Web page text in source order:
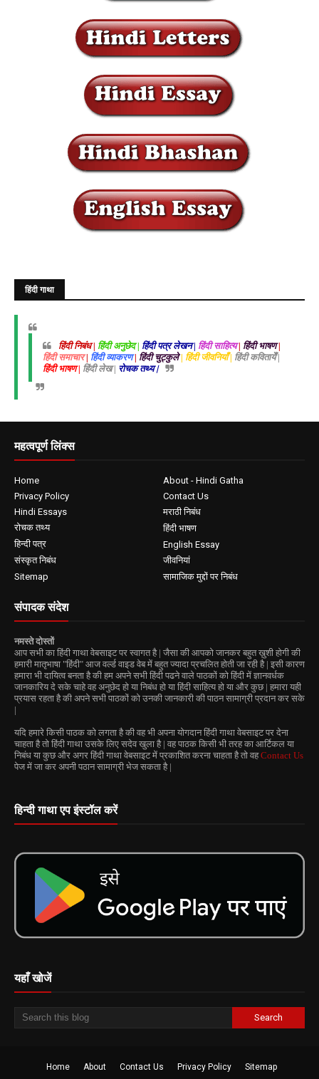
हिंदी गाथा
हिंदी निबंध | हिंदी अनुछेद | हिंदी पत्र लेखन | हिंदी साहित्य| हिंदी भाषण|
हिंदी समाचार| हिंदी व्याकरण| हिंदी चुट्कुले| हिंदी जीवनियाँ | हिंदी कवितायेँ |
हिंदी भाषण | हिंदी लेख | रोचक तथ्य |
महत्वपूर्ण लिंक्स
Home
About - Hindi Gatha
Privacy Policy
Contact Us
Hindi Essays
मराठी निबंध
रोचक तथ्य
हिंदी भाषण
हिन्दी पत्र
English Essay
संस्कृत निबंध
जीवनियां
Sitemap
सामाजिक मुद्दों पर निबंध
संपादक संदेश
नमस्ते दोस्तों
आप सभी का हिंदी गाथा वेबसाइट पर स्वागत है | जैसा की आपको जानकर बहुत ख़ुशी होगी की
हमारी मातृभाषा "हिंदी" आज वर्ल्ड वाइड वेब में बहुत ज्यादा प्रचलित होती जा रही है | इसी कारण
हमारा भी दायित्व बनता है की हम अपने सभी हिंदी पढने वाले पाठकों को हिंदी में ज्ञानवर्धक
जानकारिय दे सके चाहे वह अनुछेद हो या निबंध हो या हिंदी साहित्य हो या और कुछ | हमारा यही
प्रयास रहता है की अपने सभी पाठकों को उनकी जानकारी की पाठन सामाग्री प्रदान कर सके
|
यदि हमारे किसी पाठक को लगता है की वह भी अपना योगदान हिंदी गाथा वेबसाइट पर देना
चाहता है तो हिंदी गाथा उसके लिए सदेव खुला है | वह पाठक किसी भी तरह का आर्टिकल या
निबंध या कुछ और अगर हिंदी गाथा वेबसाइट में प्रकाशित करना चाहता है तो वहContact Us
पेज में जा कर अपनी पठान सामाग्री भेज सकता है |
हिन्दी गाथा एप इंस्टॉल करें
यहाँ खोजें
Home About Contact Us Privacy Policy Sitemap